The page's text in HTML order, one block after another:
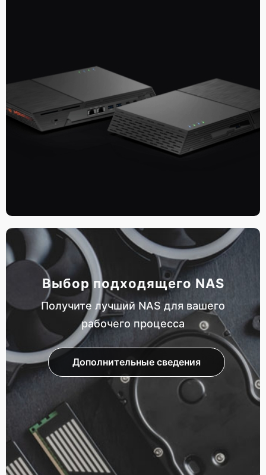
Выбор подходящего NAS
Получите лучший NAS для вашего
рабочего процесса
Дополнительные сведения